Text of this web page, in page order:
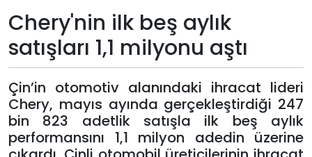
Künye
Giriş
Yap
Chery'nin ilk beş aylık
satışları 1,1 milyonu aştı
Çin’in otomotiv alanındaki ihracat lideri
Chery, mayıs ayında gerçekleştirdiği 247
bin 823 adetlik satışla ilk beş aylık
performansını 1,1 milyon adedin üzerine